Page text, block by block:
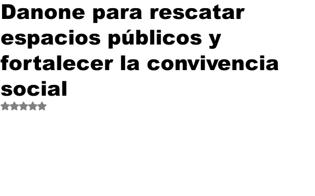
Danone para rescatar
espacios públicos y
fortalecer la convivencia
social
Obtuvo NaN de 5 estrellas.